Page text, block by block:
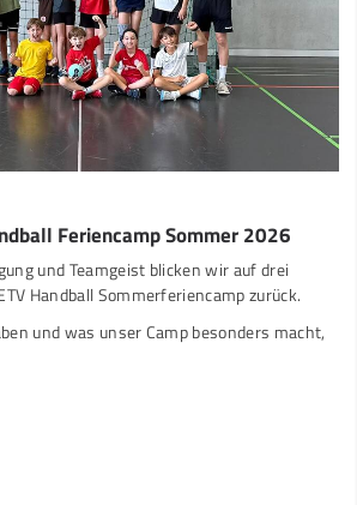
Feriencamp Sommer 2026
und Teamgeist blicken wir auf drei
Handball Sommerferiencamp zurück.
und was unser Camp besonders macht,